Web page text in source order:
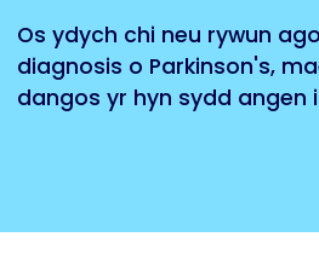
Os ydych chi neu rywun
diagnosis o Parkinson's,
dangos yr hyn sydd angen